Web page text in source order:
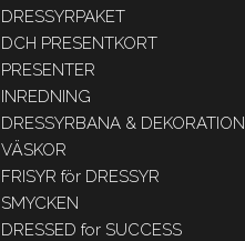
DRESSYRPAKET
DCH PRESENTKORT
PRESENTER
INREDNING
DRESSYRBANA & DEKORATION
VÄSKOR
FRISYR för DRESSYR
SMYCKEN
DRESSED for SUCCESS